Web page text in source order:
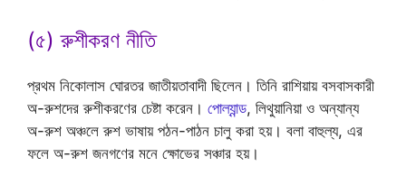
(৫) রুশীকরণ নীতি
প্রথম নিকোলাস ঘোরতর জাতীয়তাবাদী ছিলেন। তিনি রাশিয়ায় বসবাসকারী
অ-রুশদের রুশীকরণের চেষ্টা করেন। পোল্যান্ড, লিথুয়ানিয়া ও অন্যান্য
অ-রুশ অঞ্চলে রুশ ভাষায় পঠন-পাঠন চালু করা হয়। বলা বাহুল্য, এর
ফলে অ-রুশ জনগণের মনে ক্ষোভের সঞ্চার হয়।